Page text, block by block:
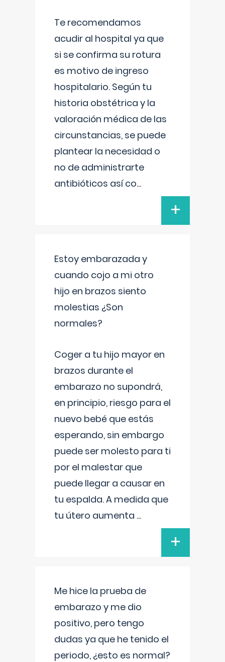
Te recomendamos
acudir al hospital ya que
si se confirma su rotura
es motivo de ingreso
hospitalario. Según tu
historia obstétrica y la
valoración médica de las
circunstancias, se puede
plantear la necesidad o
no de administrarte
antibióticos así co...
+
Estoy embarazada y
cuando cojo a mi otro
hijo en brazos siento
molestias ¿Son
normales?
Coger a tu hijo mayor en
brazos durante el
embarazo no supondrá,
en principio, riesgo para el
nuevo bebé que estás
esperando, sin embargo
puede ser molesto para ti
por el malestar que
puede llegar a causar en
tu espalda. A medida que
tu útero aumenta ...
+
Me hice la prueba de
embarazo y me dio
positivo, pero tengo
dudas ya que he tenido el
periodo, ¿esto es normal?